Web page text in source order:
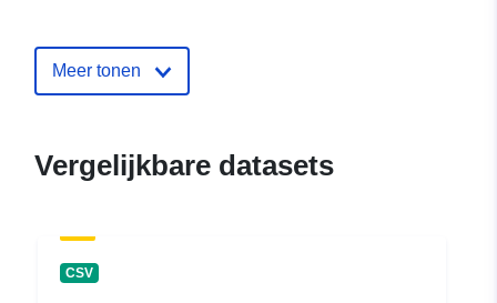
Meer tonen
Vergelijkbare datasets
CSV